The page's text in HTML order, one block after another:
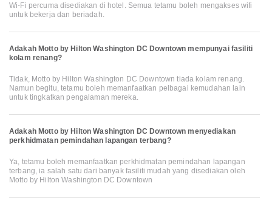
Wi-Fi percuma disediakan di hotel. Semua tetamu boleh mengakses wifi
untuk bekerja dan beriadah.
Adakah Motto by Hilton Washington DC Downtown mempunyai fasiliti
kolam renang?
Tidak, Motto by Hilton Washington DC Downtown tiada kolam renang.
Namun begitu, tetamu boleh memanfaatkan pelbagai kemudahan lain
untuk tingkatkan pengalaman mereka.
Adakah Motto by Hilton Washington DC Downtown menyediakan
perkhidmatan pemindahan lapangan terbang?
Ya, tetamu boleh memanfaatkan perkhidmatan pemindahan lapangan
terbang, ia salah satu dari banyak fasiliti mudah yang disediakan oleh
Motto by Hilton Washington DC Downtown